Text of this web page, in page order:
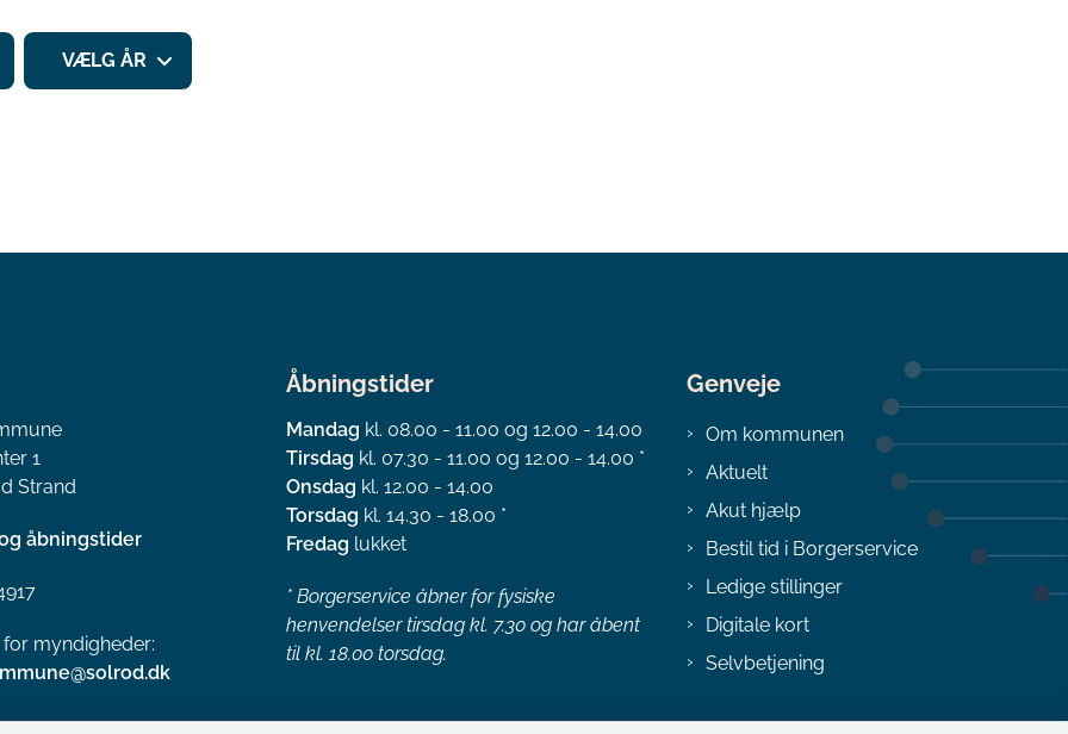
VÆLG ÅR
1
Strand
åbningstider
for myndigheder:
Åbningstider
Mandag kl. 08.00 - 11.00 og 12.00 - 14.00
Tirsdag kl. 07.30 - 11.00 og 12.00 - 14.00 *
Onsdag kl. 12.00 - 14.00
Torsdag kl. 14.30 - 18.00 *
Fredag lukket
* Borgerservice åbner for fysiske
henvendelser tirsdag kl. 7.30 og har åbent
til kl. 18.00 torsdag.
Genveje
Om kommunen
Aktuelt
Akut hjælp
Bestil tid i Borgerservice
Ledige stillinger
Digitale kort
Selvbetjening